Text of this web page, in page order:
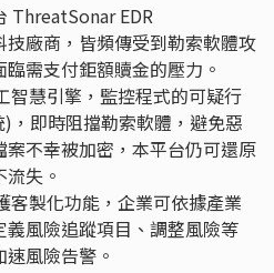
ThreatSonar EDR
廠商，皆頻傳受到勒索軟體攻
需支付鉅額贖金的壓力。
智慧引擎，監控程式的可疑行
，即時阻擋勒索軟體，避免惡
不幸被加密，本平台仍可還原
失。
客製化功能，企業可依據產業
風險追蹤項目、調整風險等
風險告警。